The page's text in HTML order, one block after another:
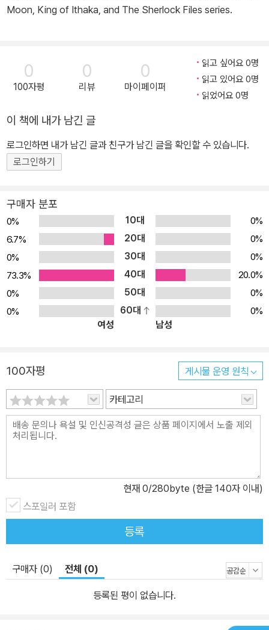
Moon, King of Ithaka, and The Sherlock Files series.
0
100자평
0
리뷰
0
마이페이퍼
읽고 싶어요 0명
읽고 있어요 0명
읽었어요 0명
이 책에 내가 남긴 글
로그인하면 내가 남긴 글과 친구가 남긴 글을 확인할 수 있습니다.
로그인하기
구매자 분포
0% 10대
0%
6.7%
20대
0%
0%
30대
0%
73.3%
40대
20.0%
0%
50대
0%
0%
60대
0%
여성
남성
100자평 게시물 운영 원칙
카테고리
현재 0/280byte (한글 140자 이내)
스포일러 포함
등록
구매자 (0) 전체 (0)
등록된 평이 없습니다.